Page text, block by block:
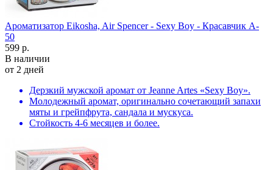
Ароматизатор Eikosha, Air Spencer - Sexy Boy - Красавчик A-
50
599 р.
В наличии
от 2 дней
Дерзкий мужской аромат от Jeanne Artes «Sexy Boy».
Молодежный аромат, оригинально сочетающий запахи
мяты и грейпфрута, сандала и мускуса.
Стойкость 4-6 месяцев и более.